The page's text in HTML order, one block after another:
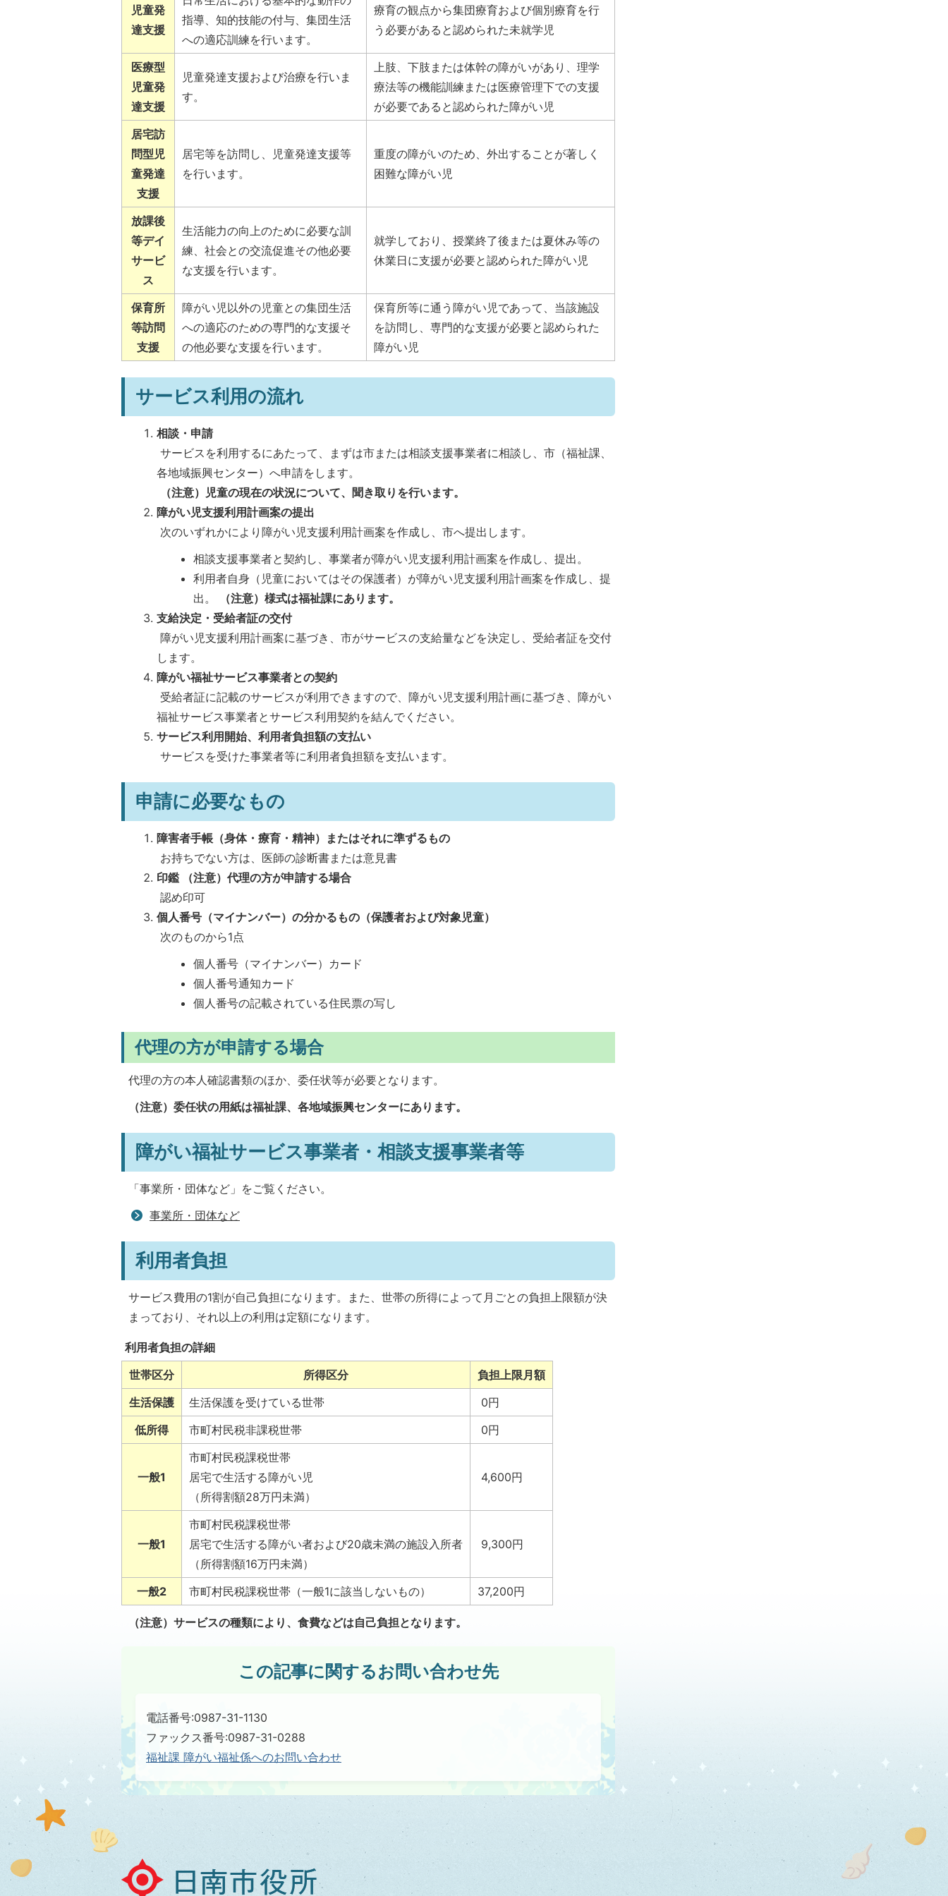
児童発
達支援
指導、知的技能の付与、集団生活
への適応訓練を行います。
療育の観点から集団療育および個別療育を行
う必要があると認められた未就学児
医療型
児童発
達支援
児童発達支援および治療を行いま
す。
上肢、下肢または体幹の障がいがあり、理学
療法等の機能訓練または医療管理下での支援
が必要であると認められた障がい児
居宅訪
問型児
童発達
支援
居宅等を訪問し、児童発達支援等
を行います。
重度の障がいのため、外出することが著しく
困難な障がい児
放課後
等デイ
サービ
ス
生活能力の向上のために必要な訓
練、社会との交流促進その他必要
な支援を行います。
就学しており、授業終了後または夏休み等の
休業日に支援が必要と認められた障がい児
保育所
等訪問
支援
障がい児以外の児童との集団生活
への適応のための専門的な支援そ
の他必要な支援を行います。
保育所等に通う障がい児であって、当該施設
を訪問し、専門的な支援が必要と認められた
障がい児
サービス利用の流れ
相談・申請
サービスを利用するにあたって、まずは市または相談支援事業者に相談し、市（福祉課、
各地域振興センター）へ申請をします。
（注意）児童の現在の状況について、聞き取りを行います。
障がい児支援利用計画案の提出
次のいずれかにより障がい児支援利用計画案を作成し、市へ提出します。
相談支援事業者と契約し、事業者が障がい児支援利用計画案を作成し、提出。
利用者自身（児童においてはその保護者）が障がい児支援利用計画案を作成し、提
出。
（注意）様式は福祉課にあります。
支給決定・受給者証の交付
障がい児支援利用計画案に基づき、市がサービスの支給量などを決定し、受給者証を交付
します。
障がい福祉サービス事業者との契約
受給者証に記載のサービスが利用できますので、障がい児支援利用計画に基づき、障がい
福祉サービス事業者とサービス利用契約を結んでください。
サービス利用開始、利用者負担額の支払い
サービスを受けた事業者等に利用者負担額を支払います。
申請に必要なもの
障害者手帳（身体・療育・精神）またはそれに準ずるもの
お持ちでない方は、医師の診断書または意見書
印鑑 （注意）代理の方が申請する場合
認め印可
個人番号（マイナンバー）の分かるもの（保護者および対象児童）
次のものから1点
個人番号（マイナンバー）カード
個人番号通知カード
個人番号の記載されている住民票の写し
代理の方が申請する場合
代理の方の本人確認書類のほか、委任状等が必要となります。
（注意）委任状の用紙は福祉課、各地域振興センターにあります。
障がい福祉サービス事業者・相談支援事業者等
「事業所・団体など」をご覧ください。
事業所・団体など
利用者負担
サービス費用の1割が自己負担になります。また、世帯の所得によって月ごとの負担上限額が決
まっており、それ以上の利用は定額になります。
利用者負担の詳細
世帯区分
所得区分
負担上限月額
生活保護
生活保護を受けている世帯
0円
低所得
市町村民税非課税世帯 0円
一般1
市町村民税課税世帯
居宅で生活する障がい児
（所得割額28万円未満）
4,600円
一般1
市町村民税課税世帯
居宅で生活する障がい者および20歳未満の施設入所者
（所得割額16万円未満）
9,300円
一般2 市町村民税課税世帯（一般1に該当しないもの） 37,200円
（注意）サービスの種類により、食費などは自己負担となります。
この記事に関するお問い合わせ先
電話番号:0987-31-1130
ファックス番号:0987-31-0288
福祉課 障がい福祉係へのお問い合わせ
日
南